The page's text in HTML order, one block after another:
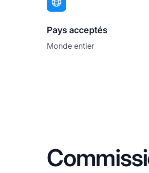
Pays acceptés
Monde entier